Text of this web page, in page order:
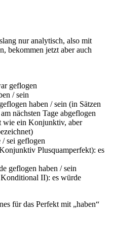
nur analytisch, also mit
bekommen jetzt aber auch
geflogen
/ sein
haben / sein (in Sätzen
nächsten Tage abgeflogen
wie ein Konjunktiv, aber
sei geflogen
Plusquamperfekt): es
geflogen haben / sein
II): es würde
für das Perfekt mit „haben“